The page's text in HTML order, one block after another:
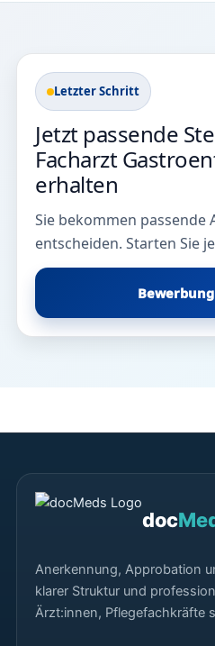
Letzter Schritt
Jetzt passende
Facharzt
erhalten
Sie bekommen passende
entscheiden. Starten Sie
doc
Anerkennung, Approbation
klarer Struktur und
Ärzt:innen, Pflegefachkräfte